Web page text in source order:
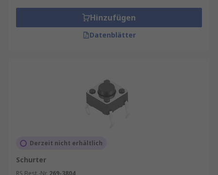
Hinzufügen
Datenblätter
Derzeit nicht erhältlich
Schurter
RS Best.-Nr. 269-3804